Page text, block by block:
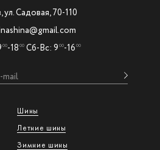
Шины
Летние шины
Зимние шины
ул. Садовая, 70-110
00-18 00 Сб-Вс: 9 00-16 00